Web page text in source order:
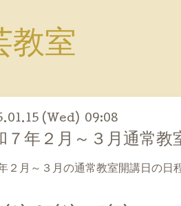
室
(Wed) 09:08
７年２月～３月通常教
２月～３月の通常教室開講日の日